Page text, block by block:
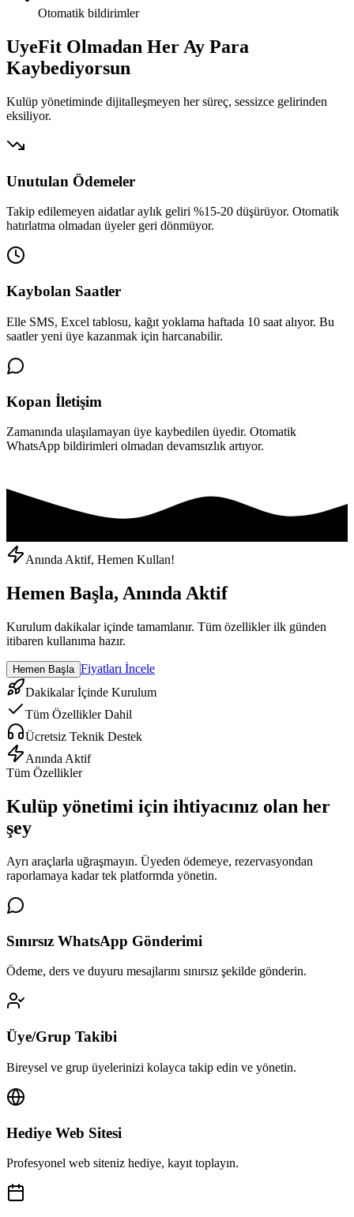
Otomatik bildirimler
UyeFit Olmadan Her Ay Para
Kaybediyorsun
Kulüp yönetiminde dijitalleşmeyen her süreç, sessizce gelirinden
eksiliyor.
Unutulan Ödemeler
Takip edilemeyen aidatlar aylık geliri %15-20 düşürüyor. Otomatik
hatırlatma olmadan üyeler geri dönmüyor.
Kaybolan Saatler
Elle SMS, Excel tablosu, kağıt yoklama haftada 10 saat alıyor. Bu
saatler yeni üye kazanmak için harcanabilir.
Kopan İletişim
Zamanında ulaşılamayan üye kaybedilen üyedir. Otomatik
WhatsApp bildirimleri olmadan devamsızlık artıyor.
Anında Aktif, Hemen Kullan!
Hemen Başla, Anında Aktif
Kurulum dakikalar içinde tamamlanır. Tüm özellikler ilk günden
itibaren kullanıma hazır.
Hemen Başla Fiyatları İncele
Dakikalar İçinde Kurulum
Tüm Özellikler Dahil
Ücretsiz Teknik Destek
Anında Aktif
Tüm Özellikler
Kulüp yönetimi için ihtiyacınız olan her
şey
Ayrı araçlarla uğraşmayın. Üyeden ödemeye, rezervasyondan
raporlamaya kadar tek platformda yönetin.
Sınırsız WhatsApp Gönderimi
Ödeme, ders ve duyuru mesajlarını sınırsız şekilde gönderin.
Üye/Grup Takibi
Bireysel ve grup üyelerinizi kolayca takip edin ve yönetin.
Hediye Web Sitesi
Profesyonel web siteniz hediye, kayıt toplayın.